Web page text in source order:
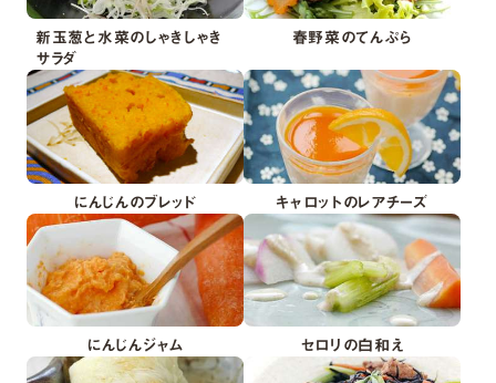
新玉葱と水菜のしゃきしゃき
サラダ
春野菜のてんぷら
にんじんのブレッド キャロットのレアチーズ
にんじんジャム セロリの白和え